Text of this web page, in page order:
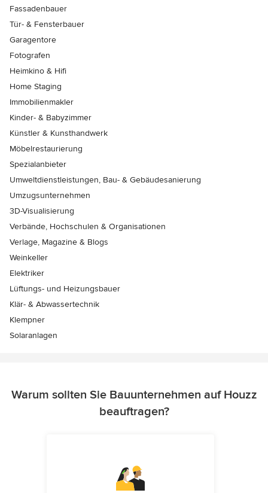
Fassadenbauer
Tür- & Fensterbauer
Garagentore
Fotografen
Heimkino & Hifi
Home Staging
Immobilienmakler
Kinder- & Babyzimmer
Künstler & Kunsthandwerk
Möbelrestaurierung
Spezialanbieter
Umweltdienstleistungen, Bau- & Gebäudesanierung
Umzugsunternehmen
3D-Visualisierung
Verbände, Hochschulen & Organisationen
Verlage, Magazine & Blogs
Weinkeller
Elektriker
Lüftungs- und Heizungsbauer
Klär- & Abwassertechnik
Klempner
Solaranlagen
Warum sollten Sie Bauunternehmen auf Houzz
beauftragen?